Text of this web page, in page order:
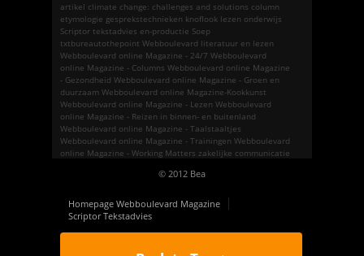
artikel climate change: challenges and solutions column
etymologie gesprekstechnieken knoflook lezen onderwijs
Scriptor tekstadvies en-productie Soep
txtbureautothepoint Webboulevard literatuur en lezen
Webboulevard online Magazine - 24/7 Webboulevard
online Magazine - Columns Webboulevard online Magazine
- Gezondheid Webboulevard online Magazine - Groen en
duurzaam Webboulevard online Magazine-Kookkunst
Webboulevard online Magazine - Lezen Webboulevard
online Magazine - Reizen in binnen- en buitenland
Webboulevard online Magazine - Taalstaaltjes
Webboulevard online Magazine - Trainingen Webboulevard
online Magazine - Working Matters zakelijke communicatie
© 2012 Bea
Homepage Webboulevard Magazine
Scriptor Tekstadvies